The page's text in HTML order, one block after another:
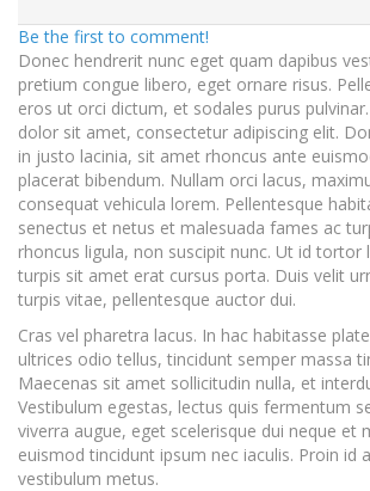
Be the first to comment!
Donec hendrerit nunc eget quam dapibus
pretium congue libero, eget ornare risus.
eros ut orci dictum, et sodales purus
dolor sit amet, consectetur adipiscing elit.
in justo lacinia, sit amet rhoncus ante
placerat bibendum. Nullam orci lacus,
consequat vehicula lorem. Pellentesque
senectus et netus et malesuada fames ac
rhoncus ligula, non suscipit nunc. Ut id tortor
turpis sit amet erat cursus porta. Duis velit
turpis vitae, pellentesque auctor dui.
Cras vel pharetra lacus. In hac habitasse
ultrices odio tellus, tincidunt semper massa
Maecenas sit amet sollicitudin nulla, et
Vestibulum egestas, lectus quis fermentum
viverra augue, eget scelerisque dui neque et
euismod tincidunt ipsum nec iaculis. Proin id
vestibulum metus.